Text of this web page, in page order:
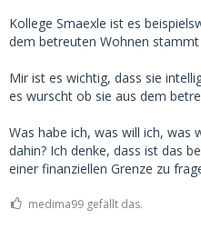
Kollege Smaexle ist es
dem betreuten Wohnen
Mir ist es wichtig, dass sie
es wurscht ob sie aus dem
Was habe ich, was will ich, was
dahin? Ich denke, dass ist das
einer finanziellen Grenze zu
medima99 gefällt das.